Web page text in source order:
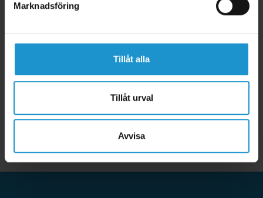
Marknadsföring
Tillåt alla
Tillåt urval
Avvisa